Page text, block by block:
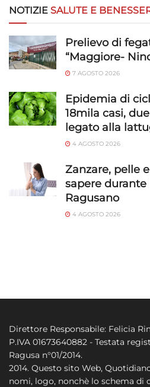
NOTIZIE SALUTE E
Prelievo di
“Maggiore-
7 AGOSTO 2026
Epidemia di
18mila casi,
legato alla
4 AGOSTO 2026
Zanzare, pelle
sapere durante
Ragusano
4 AGOSTO 2026
Direttore Responsabile: Felicia
P.IVA 01673640882 - Testata
Ragusa n°01/2014.
2014. Questo sito Web,
nomi, logo, nonchè lo schema di